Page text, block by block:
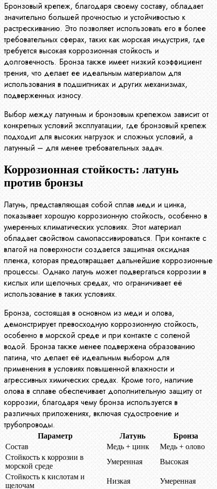
Бронзовый крепеж, благодаря своему составу, обладает
значительно большей прочностью и устойчивостью к
растрескиванию. Это позволяет использовать его в более
требовательных сферах, таких как морская индустрия, где
требуется высокая коррозионная стойкость и
долговечность. Бронза также имеет низкий коэффициент
трения, что делает ее идеальным материалом для
использования в подшипниках и других механизмах,
подверженных износу.
Выбор между латунным и бронзовым крепежом зависит от
конкретных условий эксплуатации, где бронзовый крепеж
подходит для высоких нагрузок и сложных условий, а
латунный – для менее требовательных задач.
Коррозионная стойкость: латунь
против бронзы
Латунь, представляющая собой сплав меди и цинка,
показывает хорошую коррозионную стойкость, особенно в
умеренных климатических условиях. Этот материал
обладает свойством самопассивироваться. При контакте с
влагой на поверхности создается защитная оксидная
пленка, которая предотвращает дальнейшие коррозионные
процессы. Однако латунь может подвергаться коррозии в
кислых или щелочных средах, что ограничивает её
использование в таких условиях.
Бронза, состоящая в основном из меди и олова,
демонстрирует превосходную коррозионную стойкость,
особенно в морской среде и при контакте с соленой
водой. Бронза также менее подвержена образованию
патина, что делает её идеальным выбором для
применения в условиях повышенной влажности и
агрессивных химических средах. Кроме того, наличие
олова в сплаве обеспечивает дополнительную защиту от
коррозии, благодаря чему бронза используется в
различных приложениях, включая судостроение и
трубопроводы.
Параметр Латунь
Бронза
Состав
Медь + цинк
Медь + олово
Стойкость к коррозии в
морской среде
Умеренная
Высокая
Стойкость к кислотам и
щелочам
Низкая Умеренная